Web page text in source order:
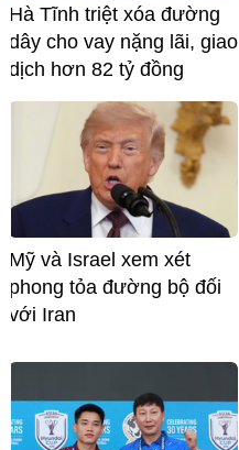
Hà Tĩnh triệt xóa đường
dây cho vay nặng lãi, giao
dịch hơn 82 tỷ đồng
Mỹ và Israel xem xét
phong tỏa đường bộ đối
với Iran